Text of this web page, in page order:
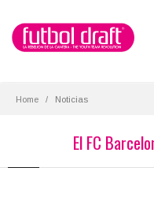
Home Noticias
El FC